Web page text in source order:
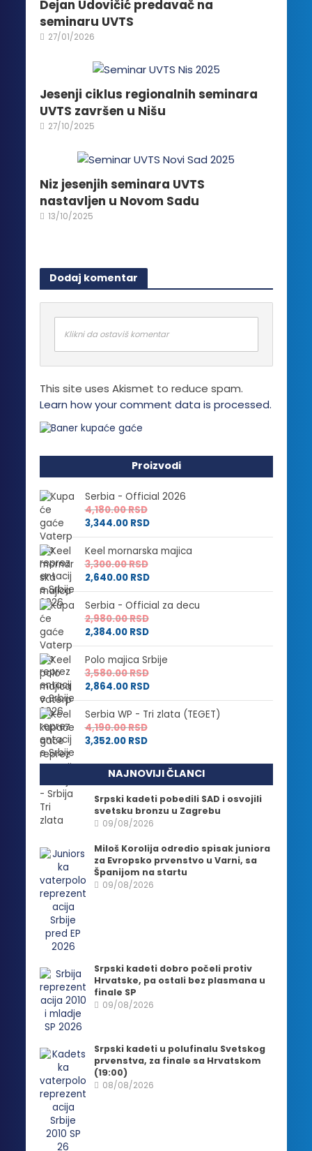
izabrane
proizvoda.
Dejan Udovičić predavač na
seminaru UVTS
27/01/2026
Jesenji ciklus regionalnih seminara
UVTS završen u Nišu
27/10/2025
Niz jesenjih seminara UVTS
nastavljen u Novom Sadu
13/10/2025
Dodaj komentar
Klikni da ostaviš komentar
This site uses Akismet to reduce spam.
Learn how your comment data is processed.
Proizvodi
Serbia - Official 2026
4,180.00RSD
3,344.00 RSD
Keel mornarska majica
3,300.00RSD
2,640.00 RSD
Serbia - Official za decu
2,980.00RSD
2,384.00 RSD
Polo majica Srbije
3,580.00RSD
2,864.00 RSD
Serbia WP - Tri zlata (TEGET)
4,190.00RSD
3,352.00 RSD
NAJNOVIJI ČLANCI
Srpski kadeti pobedili SAD i osvojili
svetsku bronzu u Zagrebu
09/08/2026
Miloš Korolija odredio spisak juniora
za Evropsko prvenstvo u Varni, sa
Španijom na startu
09/08/2026
Srpski kadeti dobro počeli protiv
Hrvatske, pa ostali bez plasmana u
finale SP
09/08/2026
Srpski kadeti u polufinalu Svetskog
prvenstva, za finale sa Hrvatskom
(19:00)
08/08/2026